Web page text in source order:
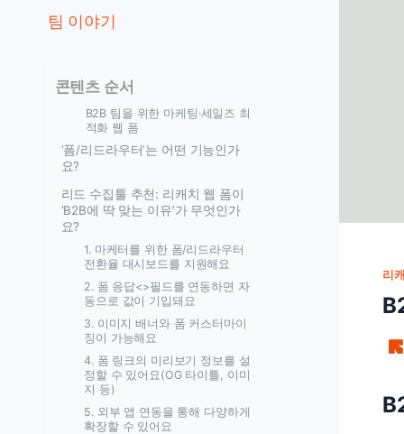
리
팀 이야기
콘텐츠 순서
B2B 팀을 위한 마케팅·세일즈 최
적화 웹 폼
‘폼/리드라우터’는 어떤 기능인가
요?
리드 수집툴 추천: 리캐치 웹 폼이
‘B2B에 딱 맞는 이유’가 무엇인가
요?
1. 마케터를 위한 폼/리드라우터
전환율 대시보드를 지원해요
2. 폼 응답<>필드를 연동하면 자
동으로 값이 기입돼요
3. 이미지 배너와 폼 커스터마이
징이 가능해요
4. 폼 링크의 미리보기 정보를 설
정할 수 있어요(OG 타이틀, 이미
지 등)
5. 외부 앱 연동을 통해 다양하게
확장할 수 있어요